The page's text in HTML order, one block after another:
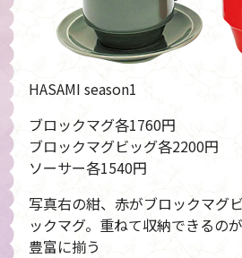
HASAMI season1
ブロックマグ各1760円
ブロックマグビッグ各2200円
ソーサー各1540円
写真右の紺、赤がブロックマグ
ックマグ。重ねて収納できるの
豊富に揃う